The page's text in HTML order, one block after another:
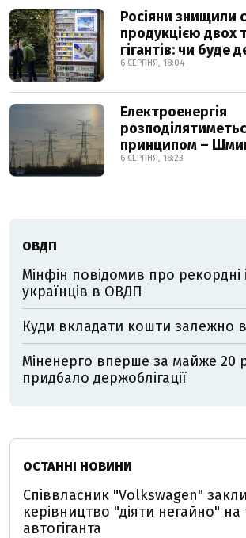
Росіяни знищили
продукцією двох
гігантів: чи буде
6 СЕРПНЯ, 18:04
Електроенергія
принципом –
6 СЕРПНЯ, 18:23
ОВДП
Мінфін повідомив про рекордні
українців в ОВДП
Куди вкладати кошти залежно
Міненерго вперше за майже 20
придбало держоблігації
ОСТАННІ НОВИНИ
Співвласник "Volkswagen"
керівництво "діяти негайно" на
автогіганта